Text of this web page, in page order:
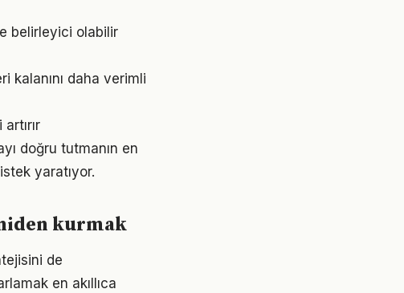
belirleyici olabilir
kalanını daha verimli
doğru tutmanın en
yaratıyor.
kurmak
de
en akıllıca